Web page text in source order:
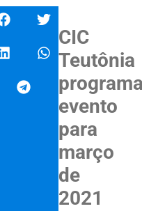
CIC
Teutônia
evento
para
março
de
2021